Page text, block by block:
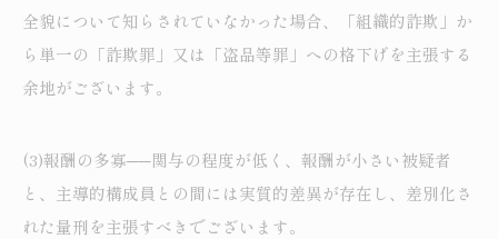
全貌について知らされていなかった場合、「組織的詐欺」か
ら単一の「詐欺罪」又は「盗品等罪」への格下げを主張する
余地がございます。
(3)報酬の多寡──関与の程度が低く、報酬が小さい被疑者
と、主導的構成員との間には実質的差異が存在し、差別化さ
れた量刑を主張すべきでございます。